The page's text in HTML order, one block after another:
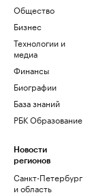
Общество
Бизнес
Технологии и
медиа
Финансы
Биографии
База знаний
РБК Образование
Новости
регионов
Санкт-Петербург
и область